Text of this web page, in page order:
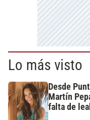
Lo más visto
Desde
Martín
falta de